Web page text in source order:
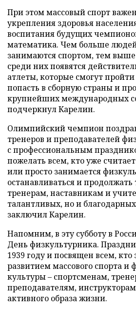
При этом массовый спорт
укрепления здоровья
воспитания будущих
математика. Чем больше
занимаются спортом, тем выше
среди них появятся
атлеты, которые смогут пройти
попасть в сборную страны и
крупнейших международных
подчеркнул Карелин.
Олимпийский чемпион
тренеров и преподавателей
с профессиональным
пожелать всем, кто уже
или просто занимается
останавливаться и
тренерам, наставникам и
талантливых, но и
заключил Карелин.
Напомним, в эту субботу в
День физкультурника.
1939 году и посвящен всем, кто
развитием массового спорта и
культуры – спортсменам,
преподавателям,
активного образа жизни.